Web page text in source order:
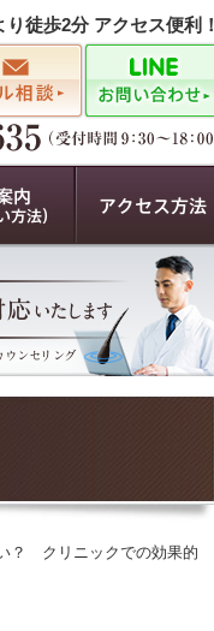
徒歩2分 アクセス便利！
？ クリニックでの効果的